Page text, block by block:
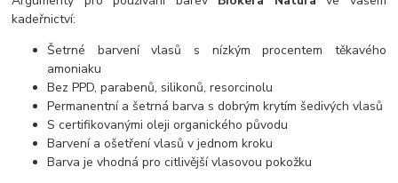
kadeřnictví:
Šetrné barvení vlasů s nízkým procentem těkavého
amoniaku
Bez PPD, parabenů, silikonů, resorcinolu
Permanentní a šetrná barva s dobrým krytím šedivých vlasů
S certifikovanými oleji organického původu
Barvení a ošetření vlasů v jednom kroku
Barva je vhodná pro citlivější vlasovou pokožku